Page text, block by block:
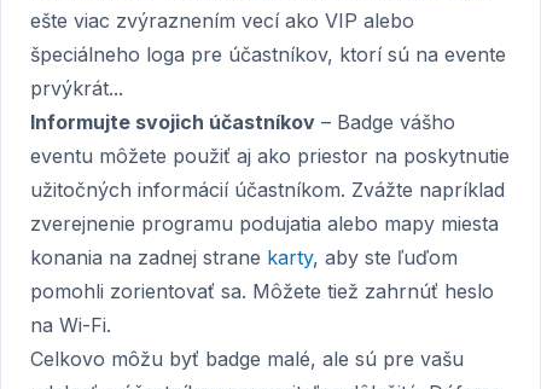
ešte viac zvýraznením vecí ako VIP alebo
špeciálneho loga pre účastníkov, ktorí sú na evente
prvýkrát...
Informujte svojich účastníkov – Badge vášho
eventu môžete použiť aj ako priestor na poskytnutie
užitočných informácií účastníkom. Zvážte napríklad
zverejnenie programu podujatia alebo mapy miesta
konania na zadnej strane karty, aby ste ľuďom
pomohli zorientovať sa. Môžete tiež zahrnúť heslo
na Wi-Fi.
Celkovo môžu byť badge malé, ale sú pre vašu